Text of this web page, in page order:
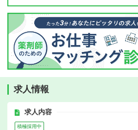
求人情報
求人内容
積極採用中